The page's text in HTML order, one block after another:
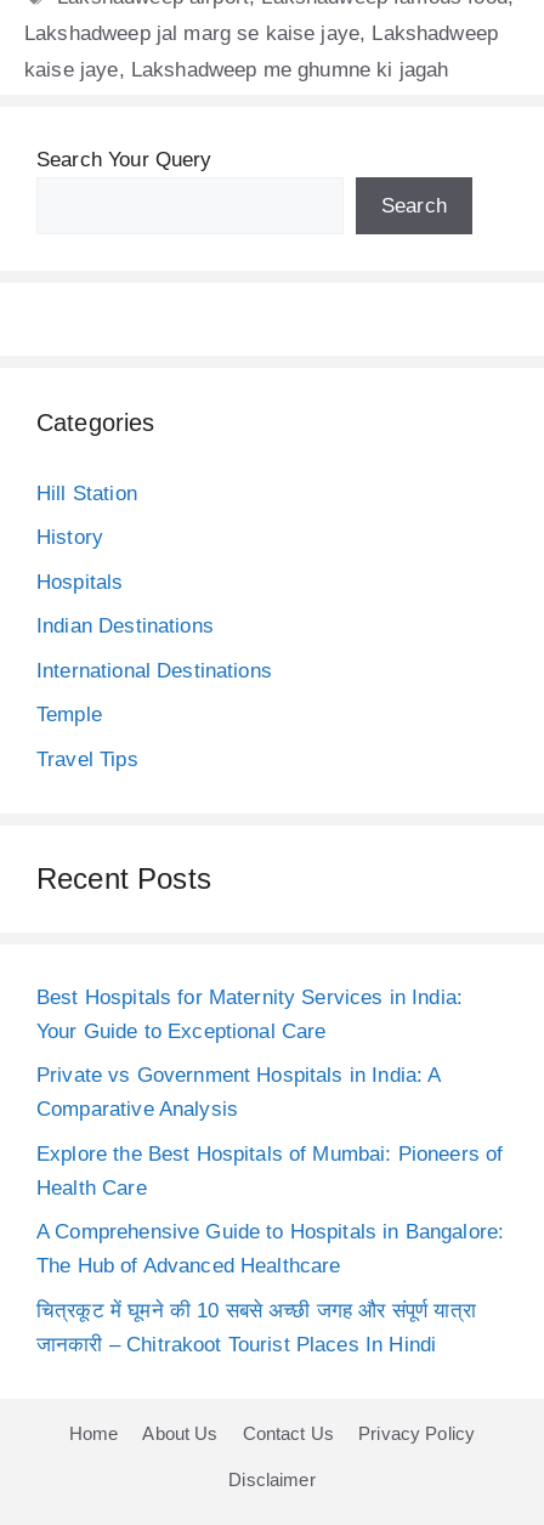
Lakshadweep jal marg se kaise jaye, Lakshadweep
kaise jaye, Lakshadweep me ghumne ki jagah
Search Your Query
Search
Categories
Hill Station
History
Hospitals
Indian Destinations
International Destinations
Temple
Travel Tips
Recent Posts
Best Hospitals for Maternity Services in India:
Your Guide to Exceptional Care
Private vs Government Hospitals in India: A
Comparative Analysis
Explore the Best Hospitals of Mumbai: Pioneers of
Health Care
A Comprehensive Guide to Hospitals in Bangalore:
The Hub of Advanced Healthcare
चित्रकूट में घूमने की 10 सबसे अच्छी जगह और संपूर्ण यात्रा
जानकारी – Chitrakoot Tourist Places In Hindi
Home About Us Contact Us Privacy Policy
Disclaimer